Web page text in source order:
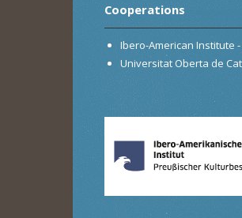
Cooperations
Ibero-American Institute
Universitat Oberta de